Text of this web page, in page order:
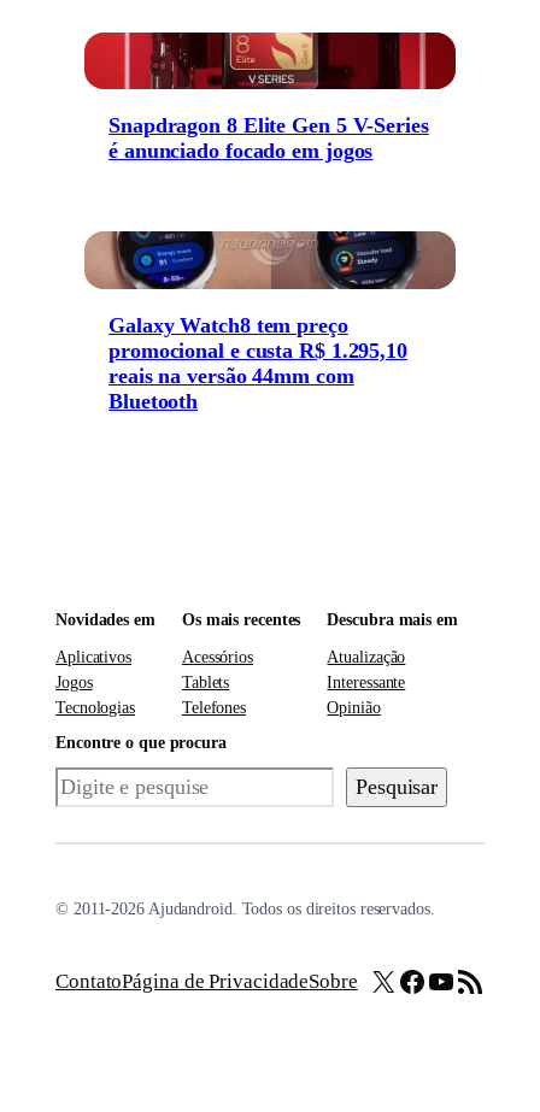
Snapdragon 8 Elite Gen 5 V-Series
é anunciado focado em jogos
Galaxy Watch8 tem preço
promocional e custa R$ 1.295,10
reais na versão 44mm com
Bluetooth
Novidades em
Aplicativos
Jogos
Tecnologias
Os mais recentes
Acessórios
Tablets
Telefones
Descubra mais em
Atualização
Interessante
Opinião
Encontre o que procura
Pesquisar Pesquisar
© 2011-2026 Ajudandroid. Todos os direitos reservados.
ContatoPágina de PrivacidadeSobre X Facebook
Youtube
Feed RSS